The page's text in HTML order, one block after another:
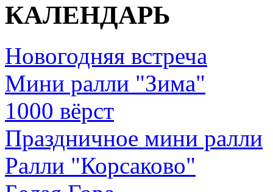
КАЛЕНДАРЬ
Новогодняя встреча
Мини ралли "Зима"
1000 вёрст
Праздничное мини ралли
Ралли "Корсаково"